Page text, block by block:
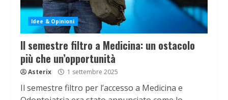
Idee & Opinioni
Il semestre filtro a Medicina: un ostacolo
più che un’opportunità
Asterix 1 settembre 2025
Il semestre filtro per l’accesso a Medicina e